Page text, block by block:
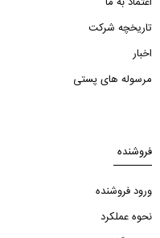
تاریخچه شرکت
اخبار
مرسوله های پستی
فروشنده
ورود فروشنده
نحوه عملکرد